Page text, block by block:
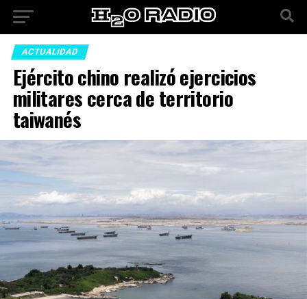
ACTUALIDAD
Ejército chino realizó ejercicios
militares cerca de territorio
taiwanés